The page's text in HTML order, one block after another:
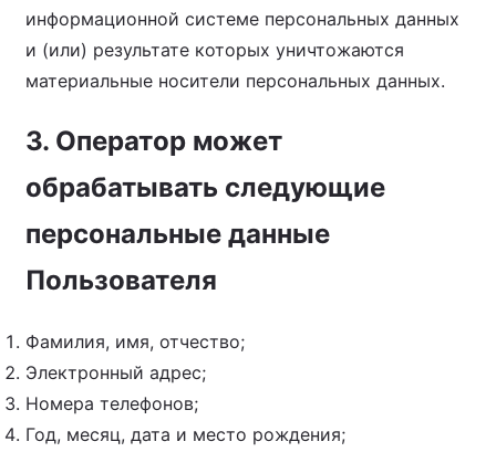
информационной системе персональных данных
и (или) результате которых уничтожаются
материальные носители персональных данных.
3. Оператор может
обрабатывать следующие
персональные данные
Пользователя
Фамилия, имя, отчество;
Электронный адрес;
Номера телефонов;
Год, месяц, дата и место рождения;